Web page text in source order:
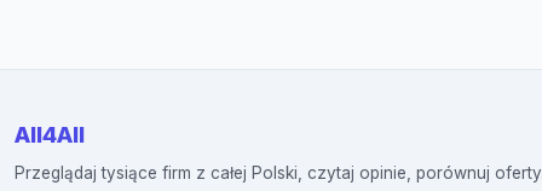
All4All
Przeglądaj tysiące firm z całej Polski, czytaj opinie, porównuj